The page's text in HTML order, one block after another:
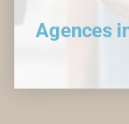
Agences